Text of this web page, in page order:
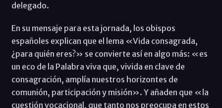
delegado.
En su mensaje para esta jornada, los obispos
españoles explican que el lema «Vida consagrada,
¿para quién eres?» se convierte así en algo más: «es
un eco de la Palabra viva que, vivida en clave de
consagración, amplía nuestros horizontes de
comunión, participación y misión». Y añaden que «la
cuestión vocacional, que tanto nos preocupa en estos